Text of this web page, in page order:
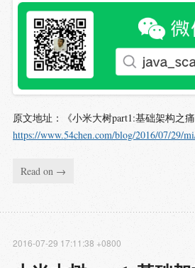
原文地址：《小米大树part1:基础架构之
https://www.54chen.com/blog/2016/07/29/
Read on →
2016-07-29 17:11:38 +0800